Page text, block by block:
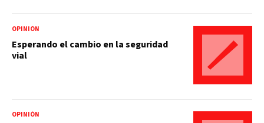
OPINIÓN
Esperando el cambio en la seguridad
vial
OPINIÓN